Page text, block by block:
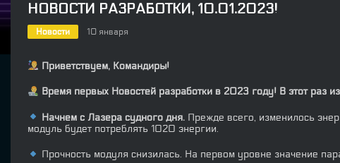
НОВОСТИ РАЗРАБОТКИ, 10.01.2023!
Новости 10 января
Приветствуем, Командиры!
Время первых Новостей разработки в 2023 году! В этот раз
Начнем с Лазера судного дня.Прежде всего, изменилось
модуль будет потреблять 1020 энергии.
Прочность модуля снизилась. На первом уровне значение